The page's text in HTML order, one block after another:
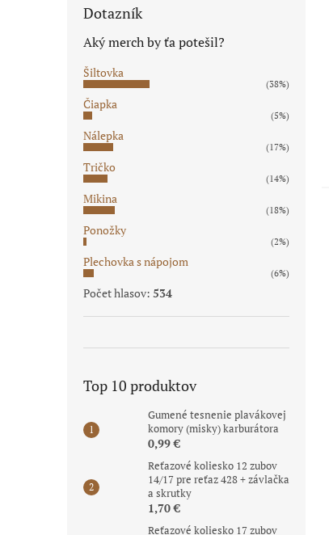
Dotazník
Aký merch by ťa potešil?
Šiltovka
(38%)
Čiapka
(5%)
Nálepka
(17%)
Tričko
(14%)
Mikina
(18%)
Ponožky
(2%)
Plechovka s nápojom
(6%)
Počet hlasov: 534
Top 10 produktov
Gumené tesnenie plavákovej
komory (misky) karburátora
0,99 €
Reťazové koliesko 12 zubov
14/17 pre reťaz 428 + závlačka
a skrutky
1,70 €
Reťazové koliesko 17 zubov